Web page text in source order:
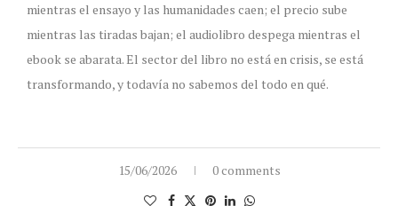
mientras el ensayo y las humanidades caen; el precio sube
mientras las tiradas bajan; el audiolibro despega mientras el
ebook se abarata. El sector del libro no está en crisis, se está
transformando, y todavía no sabemos del todo en qué.
15/06/2026 0 comments